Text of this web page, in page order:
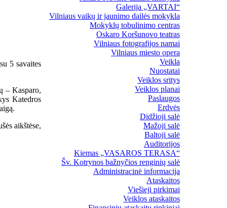
Galerija „VARTAI“
Vilniaus vaikų ir jaunimo dailės mokykla
Mokyklų tobulinimo centras
Oskaro Koršunovo teatras
Vilniaus fotografijos namai
Vilniaus miesto opera
Veikla
Nuostatai
Veiklos sritys
Veiklos planai
Paslaugos
Erdvės
Didžioji salė
Mažoji salė
Baltoji salė
Auditorijos
Kiemas „VASAROS TERASA“
Šv. Kotrynos bažnyčios renginių salė
Administracinė informacija
Ataskaitos
Viešieji pirkimai
Veiklos ataskaitos
5 savaites
– Kasparo,
Katedros
aikštėse,